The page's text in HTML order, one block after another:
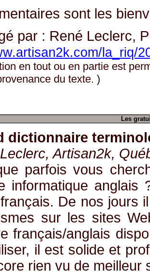
sont les
par : René Leclerc,
la_riq/
en tout ou en partie est
du texte. )
Les
dictionnaire
Artisan2k,
parfois vous
informatique anglais
De nos jours
sur les sites
français/anglais
il est solide et
rien vu de meilleur